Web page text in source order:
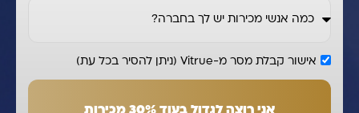
אישור קבלת מסר מ-Vitrue (ניתן להסיר בכל עת)